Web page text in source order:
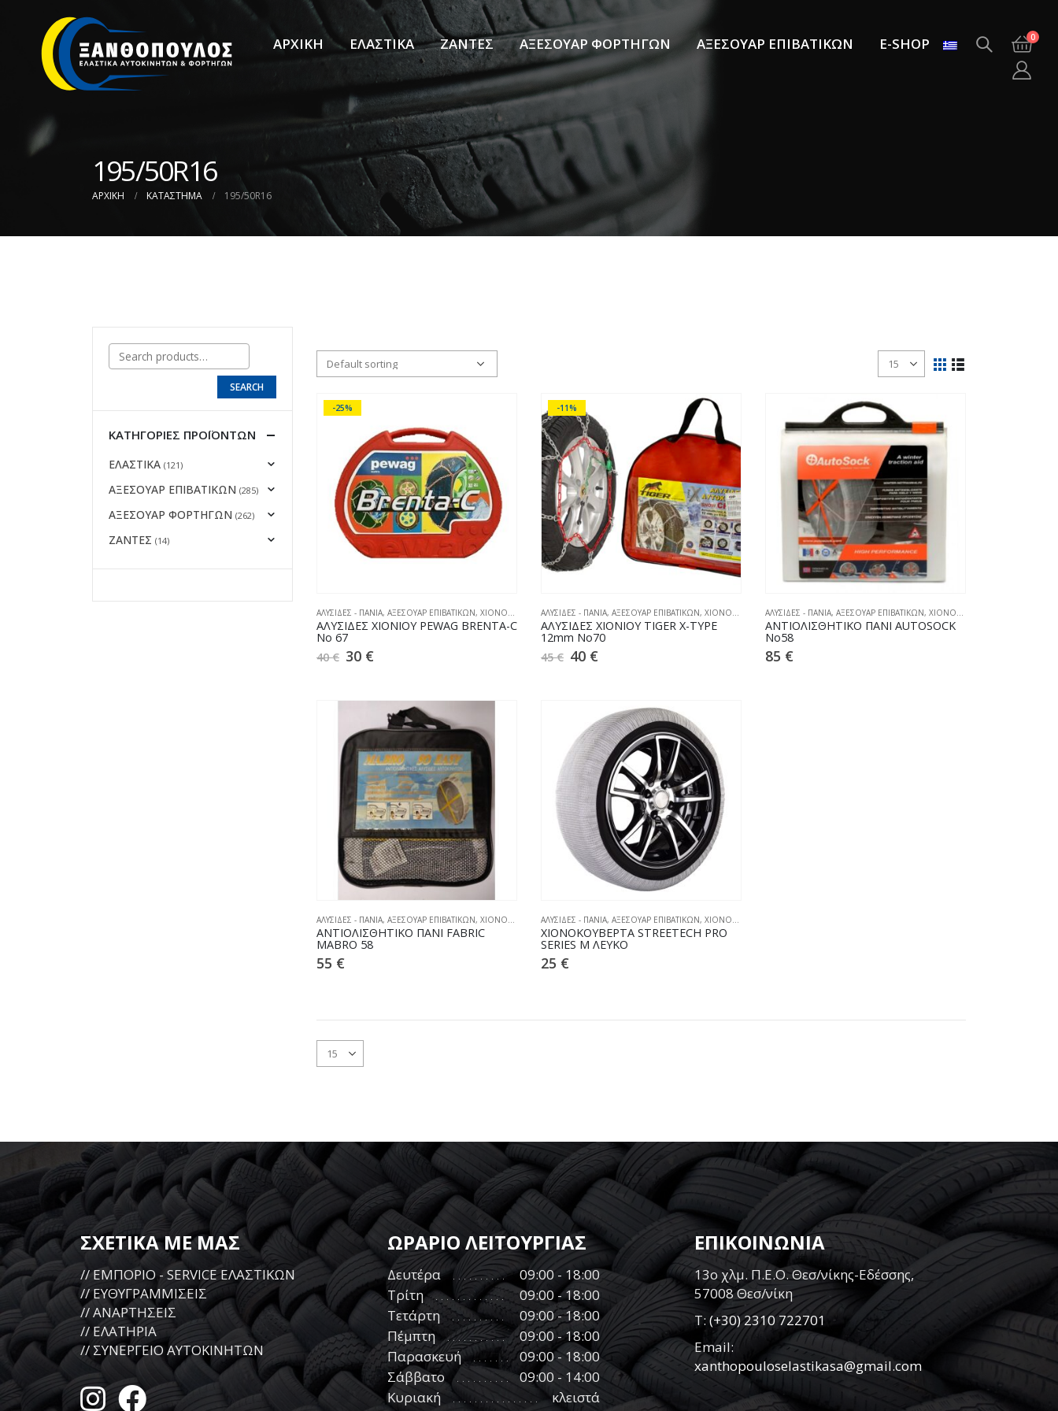
ΑΡΧΙΚΗ ΕΛΑΣΤΙΚΑ ΖΑΝΤΕΣ ΑΞΕΣΟΥΑΡ ΦΟΡΤΗΓΩΝ ΑΞΕΣΟΥΑΡ ΕΠΙΒΑΤΙΚΩΝ E-SHOP 0
195/50R16
ΑΡΧΙΚΉ ΚΑΤΆΣΤΗΜΑ 195/50R16
-25%
ΑΛΥΣΙΔΕΣ - ΠΑΝΙΑ, ΑΞΕΣΟΥΑΡ ΕΠΙΒΑΤΙΚΩΝ, ΧΙΟΝΟΑΛΥΣΙΔΕΣ
ΑΛΥΣΙΔΕΣ ΧΙΟΝΙΟΥ PEWAG BRENTA-C
No 67
40€ 30 €
-11%
ΑΛΥΣΙΔΕΣ - ΠΑΝΙΑ, ΑΞΕΣΟΥΑΡ ΕΠΙΒΑΤΙΚΩΝ, ΧΙΟΝΟΑΛΥΣΙΔΕΣ
ΑΛΥΣΙΔΕΣ ΧΙΟΝΙΟΥ TIGER X-TYPE
12mm No70
45€ 40 €
ΑΛΥΣΙΔΕΣ - ΠΑΝΙΑ, ΑΞΕΣΟΥΑΡ ΕΠΙΒΑΤΙΚΩΝ, ΧΙΟΝΟΚΟΥΒΕΡΤΕΣ
ΑΝΤΙΟΛΙΣΘΗΤΙΚΟ ΠΑΝΙ AUTOSOCK
No58
85 €
ΑΛΥΣΙΔΕΣ - ΠΑΝΙΑ, ΑΞΕΣΟΥΑΡ ΕΠΙΒΑΤΙΚΩΝ, ΧΙΟΝΟΚΟΥΒΕΡΤΕΣ
ΑΝΤΙΟΛΙΣΘΗΤΙΚΟ ΠΑΝΙ FABRIC
MABRO 58
55 €
ΑΛΥΣΙΔΕΣ - ΠΑΝΙΑ, ΑΞΕΣΟΥΑΡ ΕΠΙΒΑΤΙΚΩΝ, ΧΙΟΝΟΚΟΥΒΕΡΤΕΣ
ΧΙΟΝΟΚΟΥΒΕΡΤΑ STREETECH PRO
SERIES M ΛΕΥΚΟ
25 €
SEARCH
ΚΑΤΗΓΟΡΊΕΣ ΠΡΟΪΌΝΤΩΝ
ΕΛΑΣΤΙΚΑ (121)
ΑΞΕΣΟΥΑΡ ΕΠΙΒΑΤΙΚΩΝ (285)
ΑΞΕΣΟΥΑΡ ΦΟΡΤΗΓΩΝ (262)
ΖΑΝΤΕΣ (14)
ΣΧΕΤΙΚΑ ΜΕ ΜΑΣ
// ΕΜΠΟΡΙΟ - SERVICE ΕΛΑΣΤΙΚΩΝ
// ΕΥΘΥΓΡΑΜΜΙΣΕΙΣ
// ΑΝΑΡΤΗΣΕΙΣ
// ΕΛΑΤΗΡΙΑ
// ΣΥΝΕΡΓΕΙΟ ΑΥΤΟΚΙΝΗΤΩΝ
ΩΡΑΡΙΟ ΛΕΙΤΟΥΡΓΙΑΣ
Δευτέρα
09:00 - 18:00
Τρίτη
09:00 - 18:00
Τετάρτη
09:00 - 18:00
Πέμπτη
09:00 - 18:00
Παρασκευή
09:00 - 18:00
Σάββατο
09:00 - 14:00
Κυριακή
κλειστά
ΕΠΙΚΟΙΝΩΝΙΑ
13ο χλμ. Π.Ε.Ο. Θεσ/νίκης-Εδέσσης,
57008 Θεσ/νίκη
Τ: (+30) 2310 722701
Email:
xanthopouloselastikasa@gmail.com